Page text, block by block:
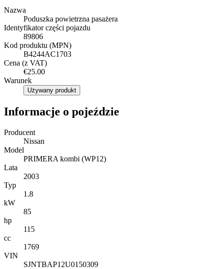
Nazwa
Poduszka powietrzna pasażera
Identyfikator części pojazdu
89806
Kod produktu (MPN)
B4244AC1703
Cena (z VAT)
€25.00
Warunek
Używany produkt
Informacje o pojeździe
Producent
Nissan
Model
PRIMERA kombi (WP12)
Lata
2003
Typ
1.8
kW
85
hp
115
cc
1769
VIN
SJNTBAP12U0150309